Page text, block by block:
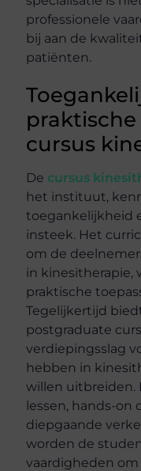
professionele
bij aan de
patiënten.
cursus
De cursus
het instituut,
toegankelijkheid
insteek. Het
om de
in kinesitherapie,
praktische
Tegelijkertijd
postgraduate
verdiepingsslag
hebben in
willen uitbreiden.
lessen, hands-on
diepgaande
worden de
vaardigheden